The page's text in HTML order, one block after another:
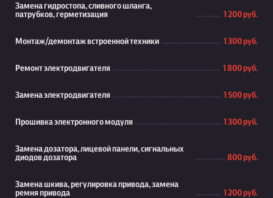
Замена гидростопа, сливного шланга,
патрубков, герметизация
1 200 руб.
Монтаж/демонтаж встроенной техники 1 300 руб.
Ремонт электродвигателя 1 800 руб.
Замена электродвигателя 1 500 руб.
Прошивка электронного модуля 1 300 руб.
Замена дозатора, лицевой панели, сигнальных
диодов дозатора
800 руб.
Замена шкива, регулировка привода, замена
ремня привода
1 200 руб.